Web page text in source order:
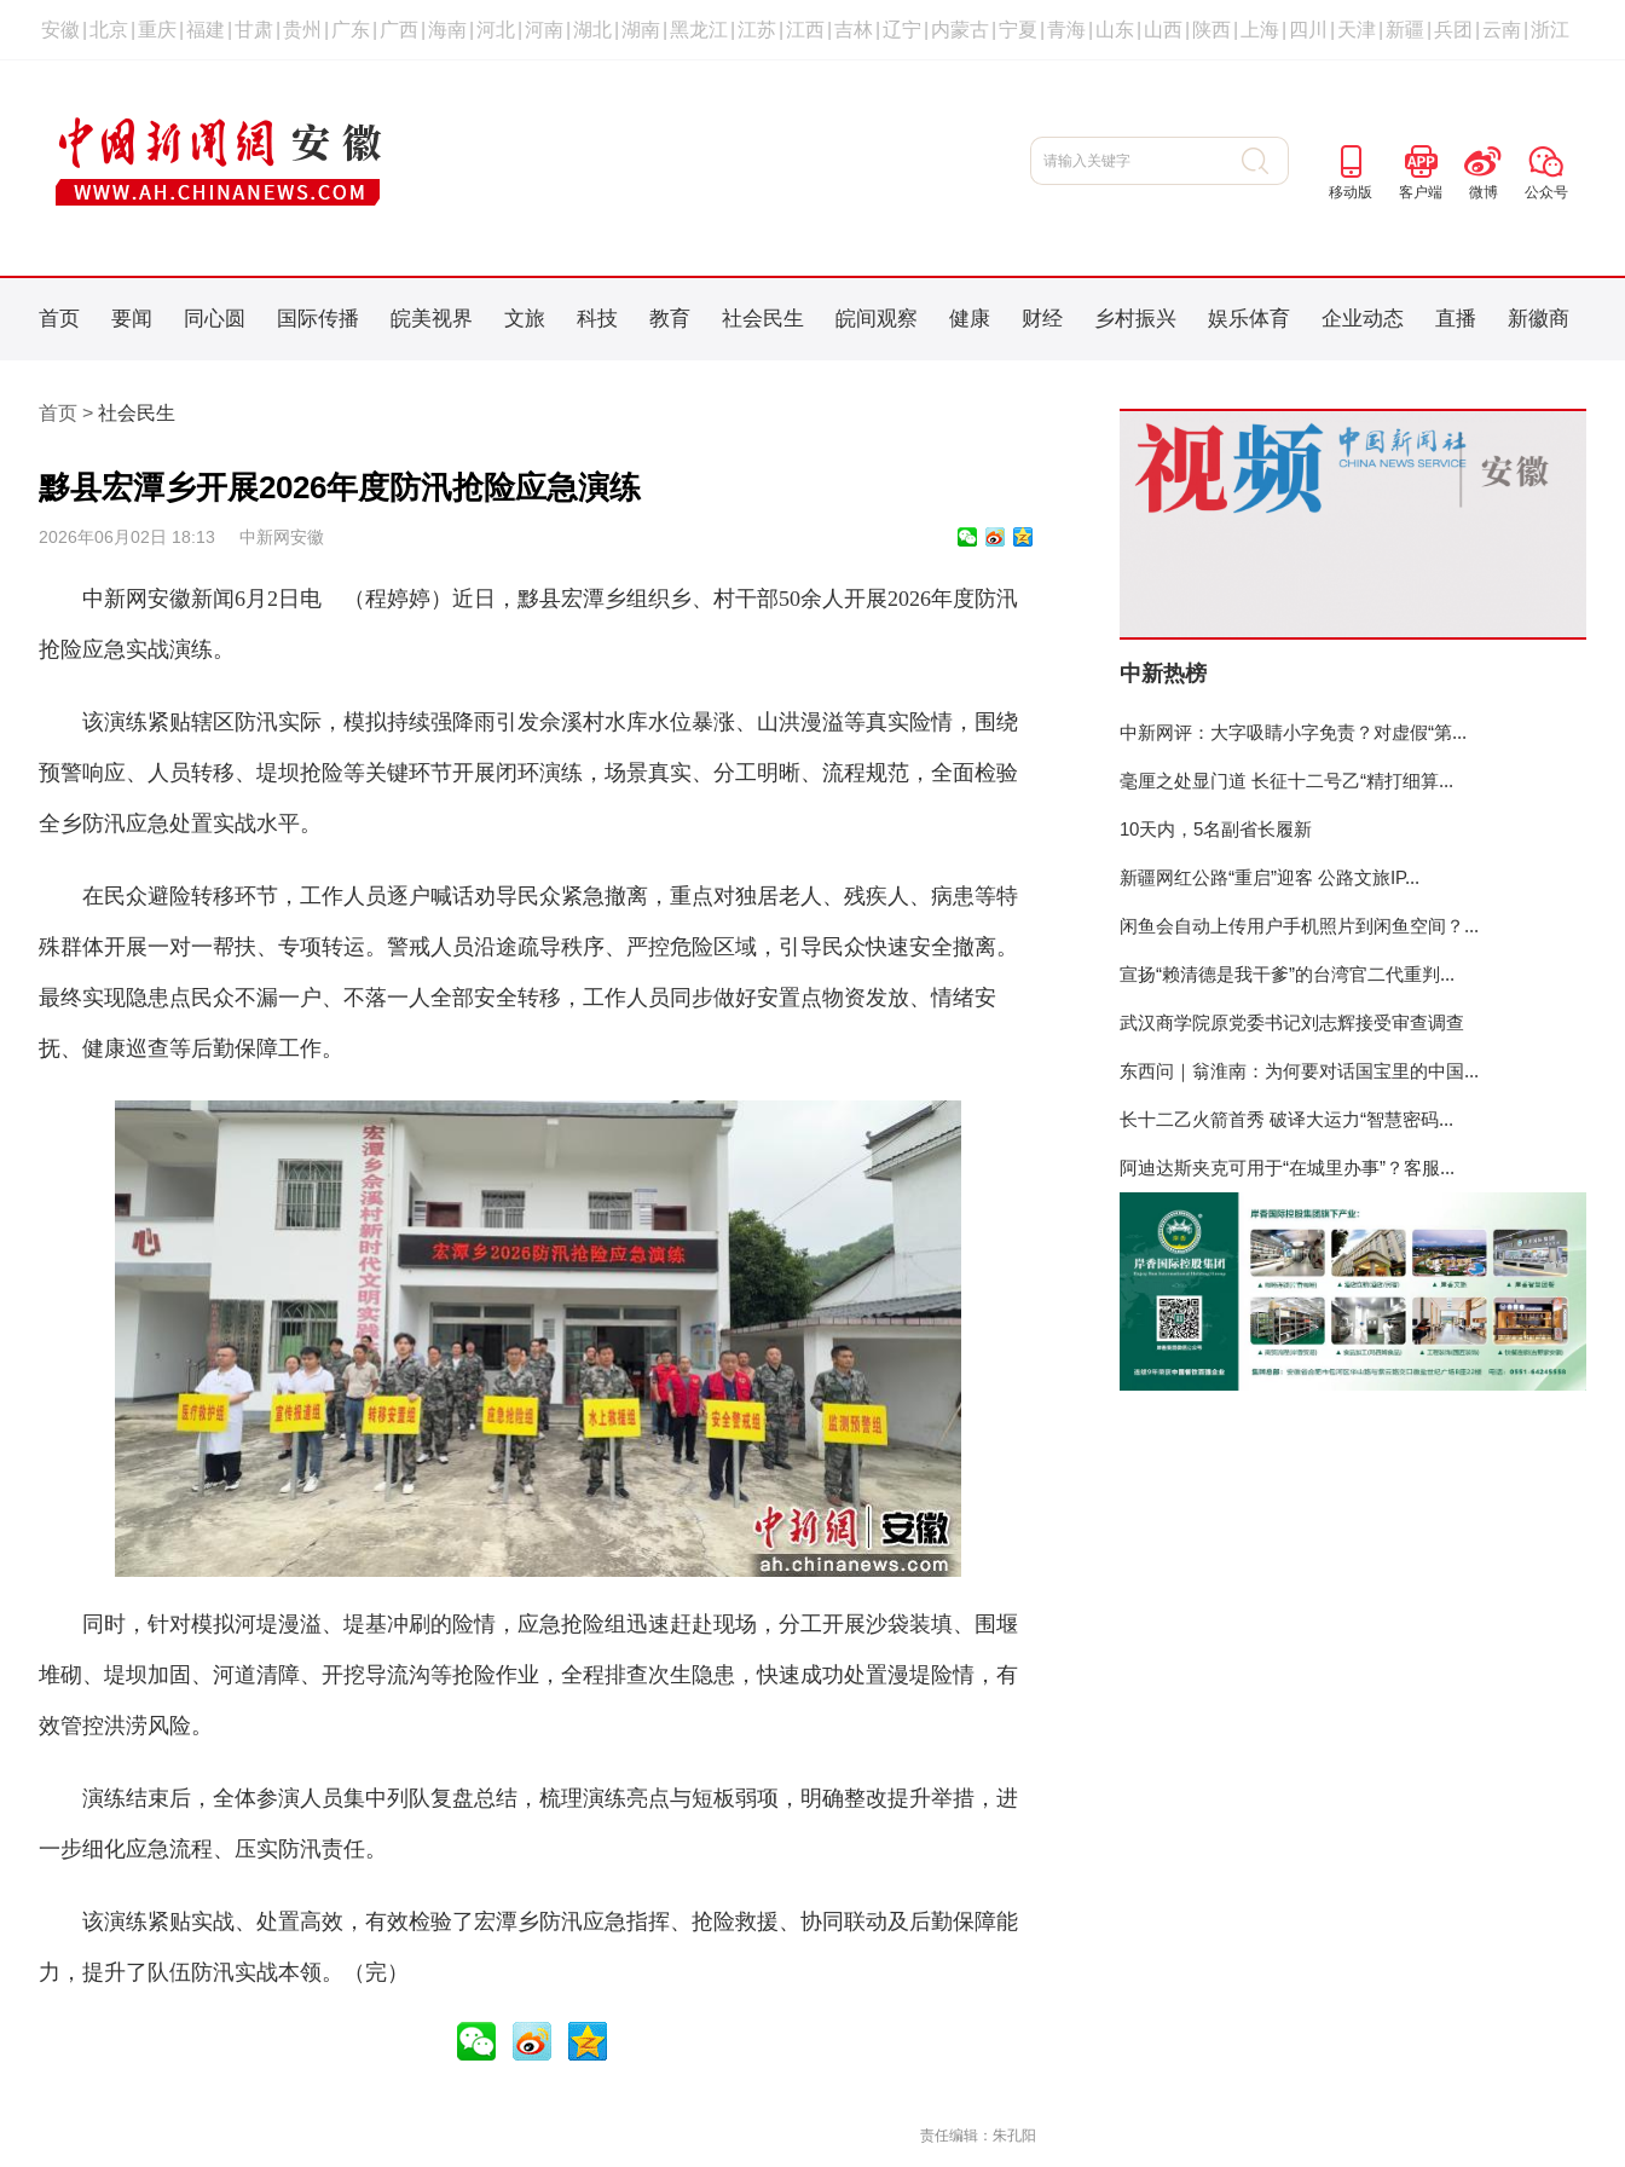
安徽 北京 重庆 福建 甘肃 贵州 广东 广西 海南 河北 河南 湖北 湖南 黑龙江 江苏 江西 吉林 辽宁 内蒙古 宁夏 青海 山东 山西 陕西 上海 四川 天津 新疆 兵团 云南 浙江
移动版 客户端 微博 公众号
首页 要闻 同心圆 国际传播 皖美视界 文旅 科技 教育 社会民生 皖间观察 健康 财经 乡村振兴 娱乐体育 企业动态 直播 新徽商
首页 > 社会民生
黟县宏潭乡开展2026年度防汛抢险应急演练
2026年06月02日 18:13 中新网安徽
中新网安徽新闻6月2日电 （程婷婷）近日，黟县宏潭乡组织乡、村干部50余人开展2026年度防汛
抢险应急实战演练。
该演练紧贴辖区防汛实际，模拟持续强降雨引发佘溪村水库水位暴涨、山洪漫溢等真实险情，围绕
预警响应、人员转移、堤坝抢险等关键环节开展闭环演练，场景真实、分工明晰、流程规范，全面检验
全乡防汛应急处置实战水平。
在民众避险转移环节，工作人员逐户喊话劝导民众紧急撤离，重点对独居老人、残疾人、病患等特
殊群体开展一对一帮扶、专项转运。警戒人员沿途疏导秩序、严控危险区域，引导民众快速安全撤离。
最终实现隐患点民众不漏一户、不落一人全部安全转移，工作人员同步做好安置点物资发放、情绪安
抚、健康巡查等后勤保障工作。
同时，针对模拟河堤漫溢、堤基冲刷的险情，应急抢险组迅速赶赴现场，分工开展沙袋装填、围堰
堆砌、堤坝加固、河道清障、开挖导流沟等抢险作业，全程排查次生隐患，快速成功处置漫堤险情，有
效管控洪涝风险。
演练结束后，全体参演人员集中列队复盘总结，梳理演练亮点与短板弱项，明确整改提升举措，进
一步细化应急流程、压实防汛责任。
该演练紧贴实战、处置高效，有效检验了宏潭乡防汛应急指挥、抢险救援、协同联动及后勤保障能
力，提升了队伍防汛实战本领。（完）
责任编辑：朱孔阳
中新热榜
中新网评：大字吸睛小字免责？对虚假“第...
毫厘之处显门道 长征十二号乙“精打细算...
10天内，5名副省长履新
新疆网红公路“重启”迎客 公路文旅IP...
闲鱼会自动上传用户手机照片到闲鱼空间？...
宣扬“赖清德是我干爹”的台湾官二代重判...
武汉商学院原党委书记刘志辉接受审查调查
东西问｜翁淮南：为何要对话国宝里的中国...
长十二乙火箭首秀 破译大运力“智慧密码...
阿迪达斯夹克可用于“在城里办事”？客服...